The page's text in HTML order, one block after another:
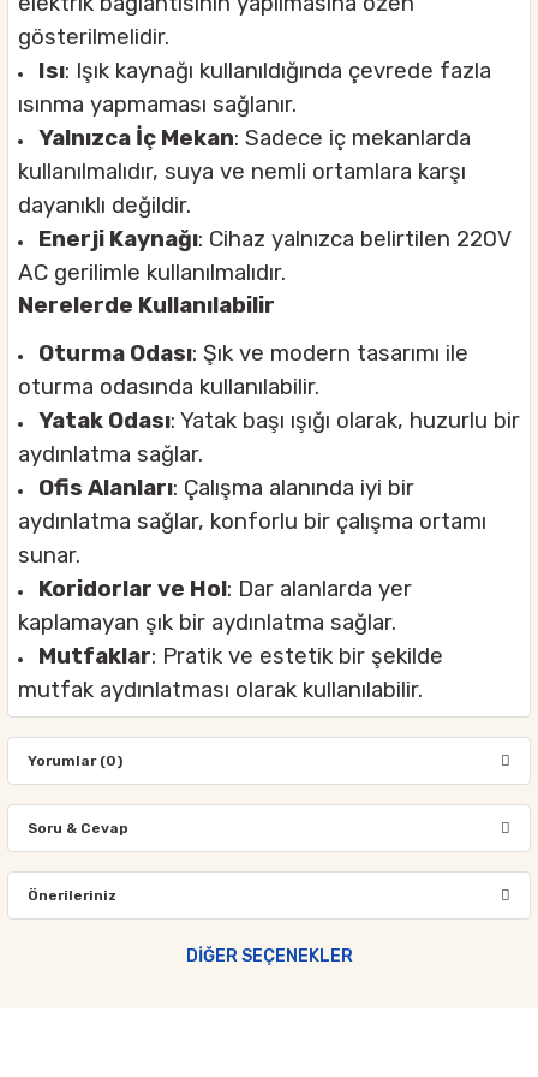
gösterilmelidir.
Isı: Işık kaynağı kullanıldığında çevrede fazla
ısınma yapmaması sağlanır.
Yalnızca İç Mekan: Sadece iç mekanlarda
kullanılmalıdır, suya ve nemli ortamlara karşı
dayanıklı değildir.
Enerji Kaynağı: Cihaz yalnızca belirtilen 220V
AC gerilimle kullanılmalıdır.
Nerelerde Kullanılabilir
Oturma Odası: Şık ve modern tasarımı ile
oturma odasında kullanılabilir.
Yatak Odası: Yatak başı ışığı olarak, huzurlu bir
aydınlatma sağlar.
Ofis Alanları: Çalışma alanında iyi bir
aydınlatma sağlar, konforlu bir çalışma ortamı
sunar.
Koridorlar ve Hol: Dar alanlarda yer
kaplamayan şık bir aydınlatma sağlar.
Mutfaklar: Pratik ve estetik bir şekilde
mutfak aydınlatması olarak kullanılabilir.
Yorumlar (0)
Bu ürüne ilk yorumu siz yapın!
Soru & Cevap
Ürün hakkında henüz soru sorulmamış.
Önerileriniz
Bu ürünün fiyat bilgisi, resim, ürün açıklamalarında ve diğer
DİĞER SEÇENEKLER